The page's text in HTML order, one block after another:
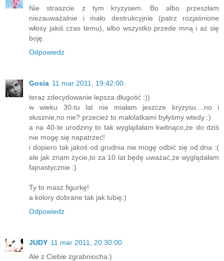
Nie straszcie z tym kryzysem. Bo albo przeszłam
niezauważalnie i mało destrukcyjnie (patrz rozjaśnione
włosy jakiś czas temu), albo wszystko przede mną i aż się
boję.
Odpowiedz
Gosia 11 mar 2011, 19:42:00
teraz zdecydowanie lepsza długość :))
w wieku 30-tu lat nie miałam jeszcze kryzysu....no i
słusznie,no nie? przecież to małolatkami byłyśmy wtedy :)
a na 40-te urodziny to tak wyglądałam kwitnąco,że do dziś
nie mogę się napatrzeć!
i dopiero tak jakoś od grudnia nie mogę odbić się od dna :(
ale jak znam życie,to za 10 lat będę uważać,że wyglądałam
fajnastycznie :)
Ty to masz figurkę!
a kolory dobrane tak jak lubię:)
Odpowiedz
JUDY 11 mar 2011, 20:30:00
Ale z Ciebie zgrabniocha:)